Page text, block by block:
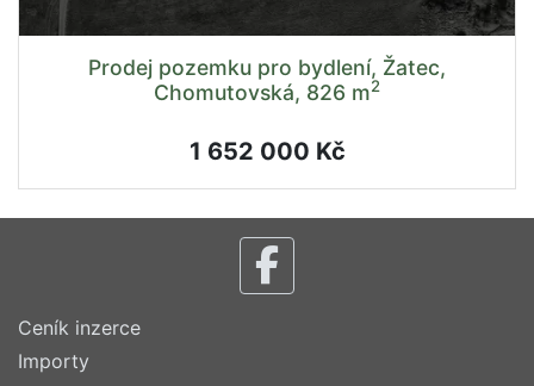
Prodej pozemku pro bydlení, Žatec,
Chomutovská, 826 m2
1 652 000 Kč
Ceník inzerce
Importy